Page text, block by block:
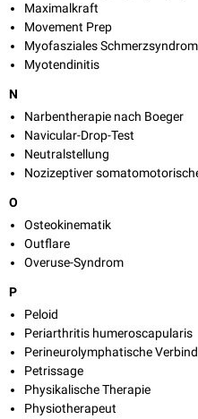
Maximalkraft
Movement Prep
Myofasziales Schmerzsyndrom
Myotendinitis
N
Narbentherapie nach Boeger
Navicular-Drop-Test
Neutralstellung
Nozizeptiver
O
Osteokinematik
Outflare
Overuse-Syndrom
P
Peloid
Periarthritis humeroscapularis
Perineurolymphatische
Petrissage
Physikalische Therapie
Physiotherapeut